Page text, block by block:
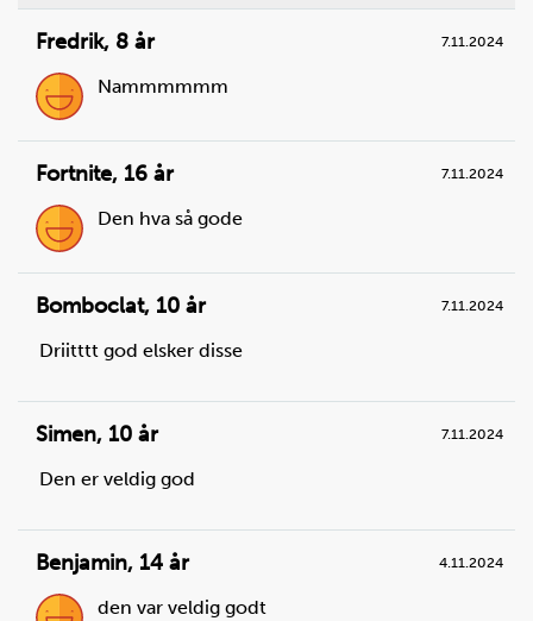
Du trenger
hvetemel:7dl ,sukker:1dl
Mål opp gjær og ha det i bakebollen.
Du trenger
tørrgjær, for søte deiger:
Fredrik, 8 år 7.11.2024
Nammmmmm
Fortnite, 16 år 7.11.2024
Den hva så gode
Bomboclat, 10 år 7.11.2024
Driitttt god elsker disse
Simen, 10 år 7.11.2024
Den er veldig god
Benjamin, 14 år 4.11.2024
den var veldig godt